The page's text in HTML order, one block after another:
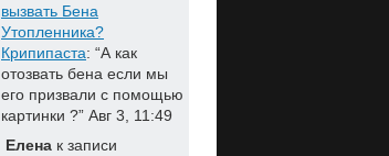
вызвать Бена
Утопленника?
Крипипаста: “А как
отозвать бена если мы
его призвали с помощью
картинки ?” Авг 3, 11:49
Елена к записи